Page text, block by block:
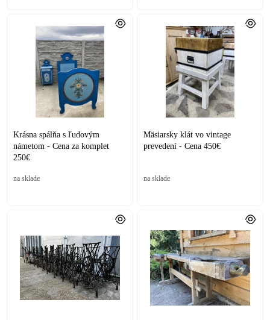
Krásna spálňa s ľudovým
námetom - Cena za komplet
250€
na sklade
Mäsiarsky klát vo vintage
prevedení - Cena 450€
na sklade